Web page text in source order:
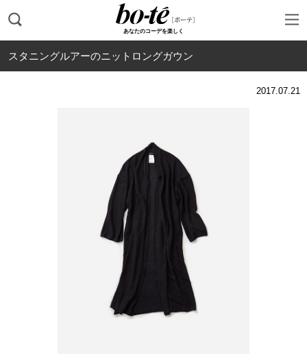
あなたのコーデを楽しく
スタニングルアーのニットロングガウン
2017.07.21